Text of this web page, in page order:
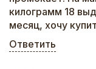
килограмм 18
месяц, хочу
Ответить